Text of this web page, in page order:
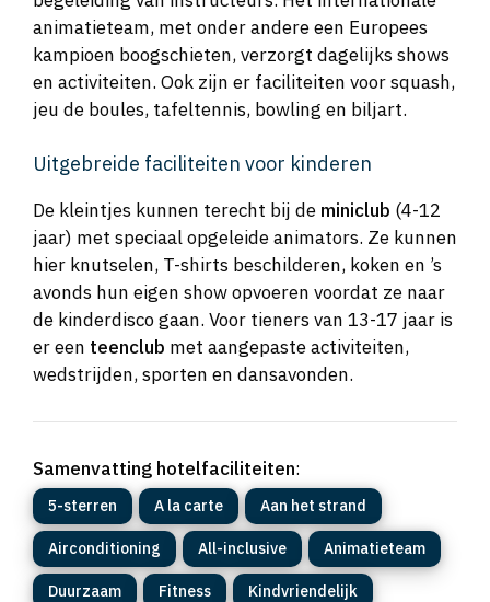
animatieteam, met onder andere een Europees
kampioen boogschieten, verzorgt dagelijks shows
en activiteiten. Ook zijn er faciliteiten voor squash,
jeu de boules, tafeltennis, bowling en biljart.
Uitgebreide faciliteiten voor kinderen
De kleintjes kunnen terecht bij de miniclub (4-12
jaar) met speciaal opgeleide animators. Ze kunnen
hier knutselen, T-shirts beschilderen, koken en ’s
avonds hun eigen show opvoeren voordat ze naar
de kinderdisco gaan. Voor tieners van 13-17 jaar is
er een teenclub met aangepaste activiteiten,
wedstrijden, sporten en dansavonden.
Samenvatting hotelfaciliteiten:
5-sterren A la carte Aan het strand
Airconditioning All-inclusive Animatieteam
Duurzaam Fitness Kindvriendelijk